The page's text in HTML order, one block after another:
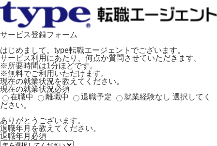
サービス登録フォーム
はじめまして。type転職エージェントでございます。
サービス利用にあたり、何点か質問させていただきます。
※所要時間は1分ほどです。
※無料でご利用いただけます。
現在の就業状況を教えてください。
現在の就業状況必須
在職中
離職中 退職予定 就業経験なし 選択してく
ださい。
ありがとうございます。
退職年月を教えてください。
退職年月 必須